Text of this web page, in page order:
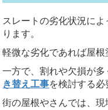
スレートの劣化状況に
ります。
軽微な劣化であれば屋根
一方で、割れや欠損が多
き替え工事を検討する必
街の屋根やさんでは、